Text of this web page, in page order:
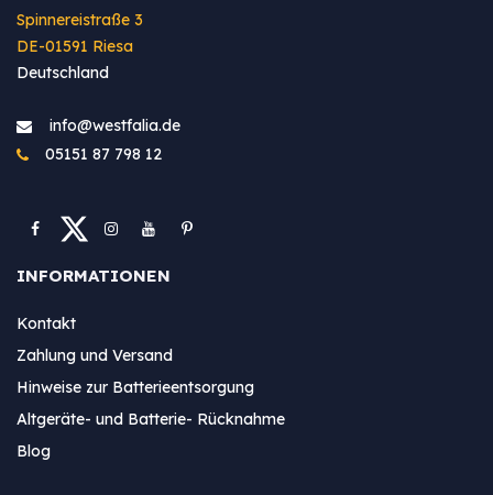
Spinnereistraße 3
DE-01591 Riesa
Deutschland
info@westfa​lia.de
05151 87 798 12
INFORMATIONEN
Kontakt
Zahlung und Versand
Hinweise zur Batterieentsorgung
Altgeräte- und Batterie- Rücknahme
Blog